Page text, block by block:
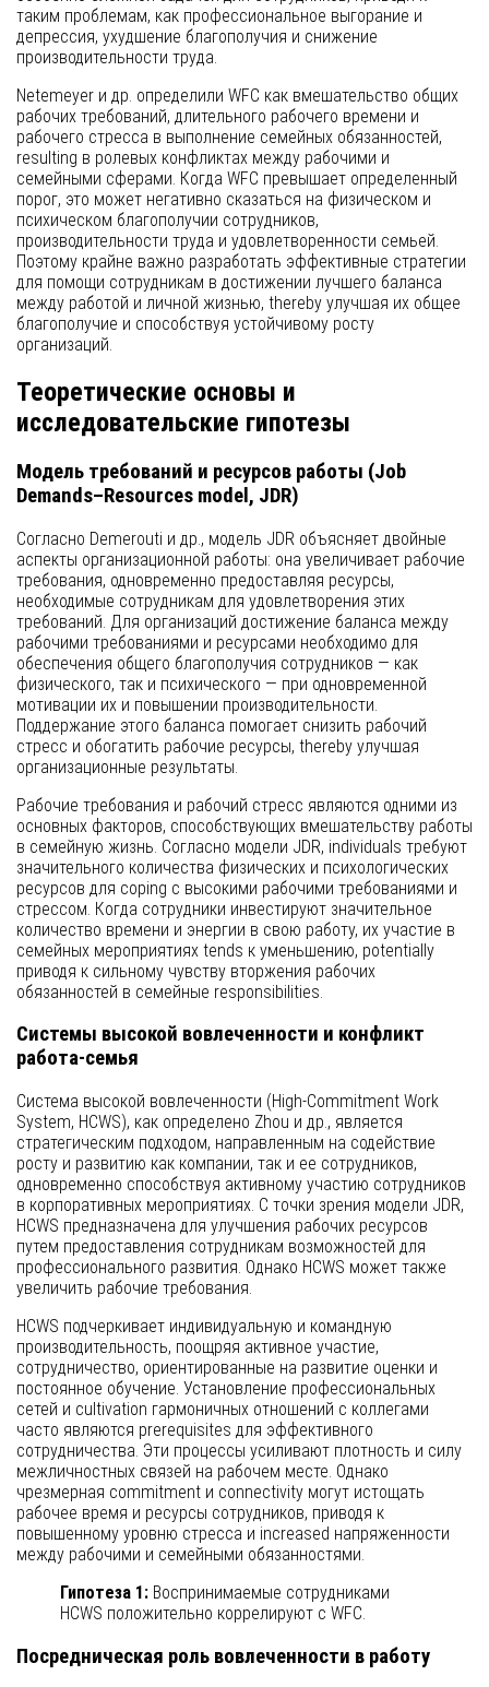
таким проблемам, как профессиональное выгорание и
депрессия, ухудшение благополучия и снижение
производительности труда.
Netemeyer и др. определили WFC как вмешательство общих
рабочих требований, длительного рабочего времени и
рабочего стресса в выполнение семейных обязанностей,
resulting в ролевых конфликтах между рабочими и
семейными сферами. Когда WFC превышает определенный
порог, это может негативно сказаться на физическом и
психическом благополучии сотрудников,
производительности труда и удовлетворенности семьей.
Поэтому крайне важно разработать эффективные стратегии
для помощи сотрудникам в достижении лучшего баланса
между работой и личной жизнью, thereby улучшая их общее
благополучие и способствуя устойчивому росту
организаций.
Теоретические основы и
исследовательские гипотезы
Модель требований и ресурсов работы (Job
Demands–Resources model, JDR)
Согласно Demerouti и др., модель JDR объясняет двойные
аспекты организационной работы: она увеличивает рабочие
требования, одновременно предоставляя ресурсы,
необходимые сотрудникам для удовлетворения этих
требований. Для организаций достижение баланса между
рабочими требованиями и ресурсами необходимо для
обеспечения общего благополучия сотрудников — как
физического, так и психического — при одновременной
мотивации их и повышении производительности.
Поддержание этого баланса помогает снизить рабочий
стресс и обогатить рабочие ресурсы, thereby улучшая
организационные результаты.
Рабочие требования и рабочий стресс являются одними из
основных факторов, способствующих вмешательству работы
в семейную жизнь. Согласно модели JDR, individuals требуют
значительного количества физических и психологических
ресурсов для coping с высокими рабочими требованиями и
стрессом. Когда сотрудники инвестируют значительное
количество времени и энергии в свою работу, их участие в
семейных мероприятиях tends к уменьшению, potentially
приводя к сильному чувству вторжения рабочих
обязанностей в семейные responsibilities.
Системы высокой вовлеченности и конфликт
работа-семья
Система высокой вовлеченности (High-Commitment Work
System, HCWS), как определено Zhou и др., является
стратегическим подходом, направленным на содействие
росту и развитию как компании, так и ее сотрудников,
одновременно способствуя активному участию сотрудников
в корпоративных мероприятиях. С точки зрения модели JDR,
HCWS предназначена для улучшения рабочих ресурсов
путем предоставления сотрудникам возможностей для
профессионального развития. Однако HCWS может также
увеличить рабочие требования.
HCWS подчеркивает индивидуальную и командную
производительность, поощряя активное участие,
сотрудничество, ориентированные на развитие оценки и
постоянное обучение. Установление профессиональных
сетей и cultivation гармоничных отношений с коллегами
часто являются prerequisites для эффективного
сотрудничества. Эти процессы усиливают плотность и силу
межличностных связей на рабочем месте. Однако
чрезмерная commitment и connectivity могут истощать
рабочее время и ресурсы сотрудников, приводя к
повышенному уровню стресса и increased напряженности
между рабочими и семейными обязанностями.
Гипотеза 1: Воспринимаемые сотрудниками
HCWS положительно коррелируют с WFC.
Посредническая роль вовлеченности в работу